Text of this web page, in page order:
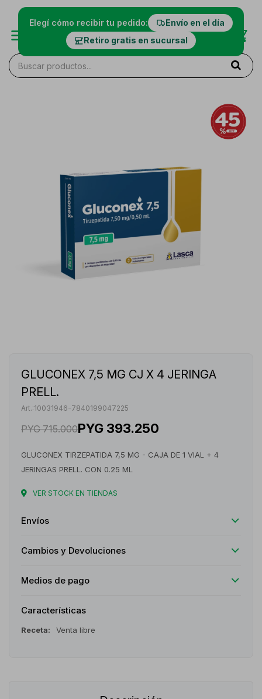
Elegí cómo recibir tu pedido:
Envío en el día
Retiro gratis en sucursal
GLUCONEX 7,5 MG CJ X 4 JERINGA
PRELL.
10031946-7840199047225
PYG 715.000PYG 393.250
GLUCONEX TIRZEPATIDA 7,5 MG - CAJA DE 1 VIAL + 4
JERINGAS PRELL. CON 0.25 ML
VER STOCK EN TIENDAS
Envíos
Cambios y Devoluciones
Medios de pago
Características
Receta Venta libre